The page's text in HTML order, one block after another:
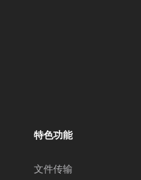
特色功能
文件传输